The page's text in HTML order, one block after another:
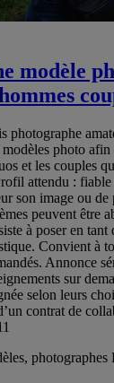
modèle
photographe
modèles photo
et les couples
attendu : fiable
son image ou de
peuvent être
à poser en tant
Convient à
Annonce
sur
selon leurs
contrat de